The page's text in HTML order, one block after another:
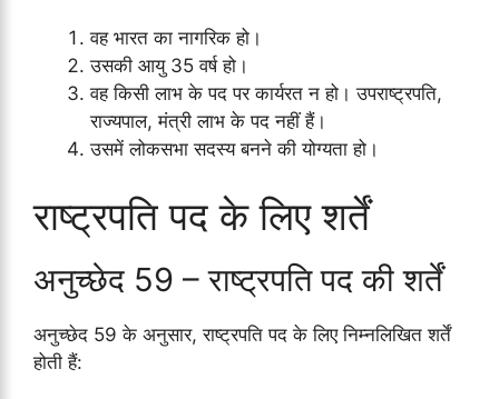
वह भारत का नागरिक हो।
उसकी आयु 35 वर्ष हो।
वह किसी लाभ के पद पर कार्यरत न हो। उपराष्ट्रपति,
राज्यपाल, मंत्री लाभ के पद नहीं हैं।
उसमें लोकसभा सदस्य बनने की योग्यता हो।
राष्ट्रपति पद के लिए शर्तें
अनुच्छेद 59 – राष्ट्रपति पद की शर्तें
अनुच्छेद 59 के अनुसार, राष्ट्रपति पद के लिए निम्नलिखित शर्तें
होती हैं: